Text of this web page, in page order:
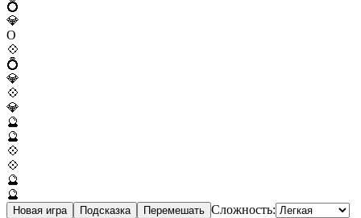
💍
💎
O
💠
💍
💎
💠
💎
🔮
🔮
💠
💠
🔮
🔮
Новая игра Подсказка Перемешать Сложность: